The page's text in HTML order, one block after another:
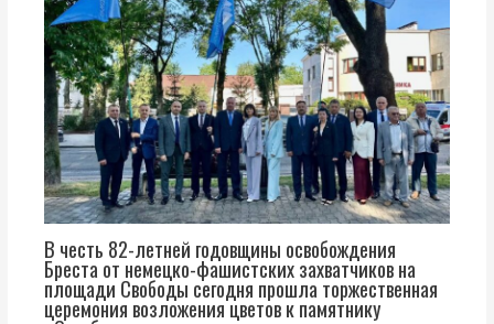
В честь 82-летней годовщины освобождения
Бреста от немецко-фашистских захватчиков на
площади Свободы сегодня прошла торжественная
церемония возложения цветов к памятнику